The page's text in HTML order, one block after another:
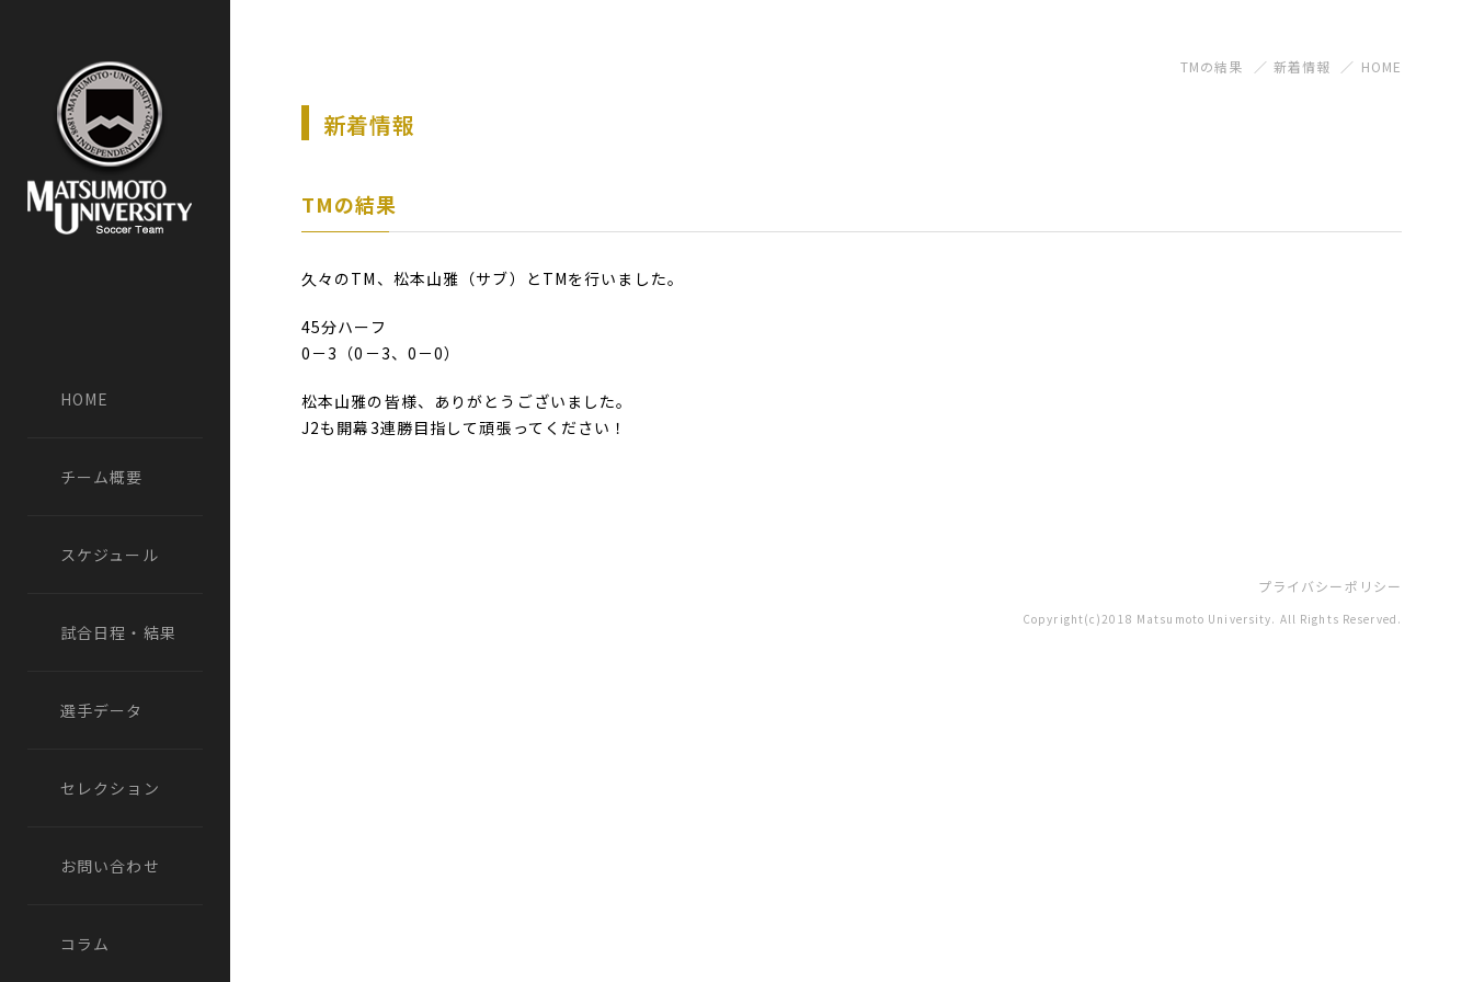
HOME
チーム概要
スケジュール
試合日程・結果
選手データ
セレクション
お問い合わせ
コラム
TMの結果 新着情報 HOME
新着情報
TMの結果
久々のTM、松本山雅（サブ）とTMを行いました。
45分ハーフ
0－3（0－3、0－0）
松本山雅の皆様、ありがとうございました。
J2も開幕3連勝目指して頑張ってください！
プライバシーポリシー
Copyright(c)2018 Matsumoto University. All Rights Reserved.